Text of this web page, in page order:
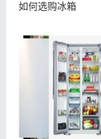
如何选购冰箱